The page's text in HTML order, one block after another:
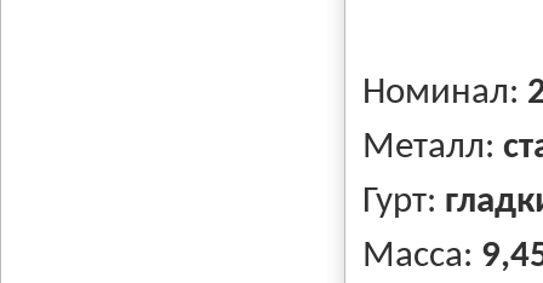
Номинал:
Металл:
Гурт:
Масса: